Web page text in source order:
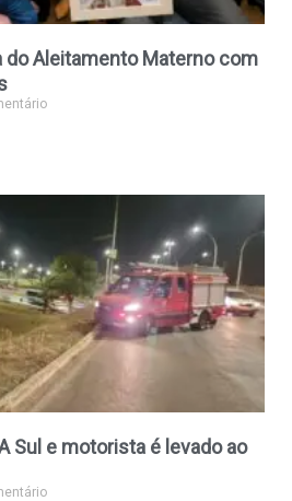
do Aleitamento Materno com
Sul e motorista é levado ao